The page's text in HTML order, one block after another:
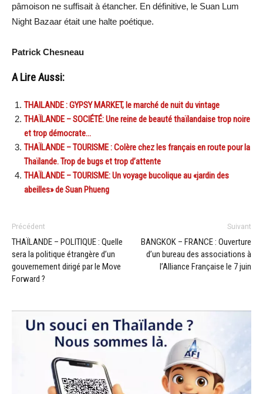
pâmoison ne suffisait à étancher. En définitive, le Suan Lum
Night Bazaar était une halte poétique.
Patrick Chesneau
A Lire Aussi:
THAILANDE : GYPSY MARKET, le marché de nuit du vintage
THAÏLANDE – SOCIÉTÉ: Une reine de beauté thaïlandaise trop noire
et trop démocrate…
THAÏLANDE – TOURISME : Colère chez les français en route pour la
Thaïlande. Trop de bugs et trop d’attente
THAÏLANDE – TOURISME: Un voyage bucolique au «jardin des
abeilles» de Suan Phueng
Précédent
THAÏLANDE – POLITIQUE : Quelle
sera la politique étrangère d’un
gouvernement dirigé par le Move
Forward ?
Suivant
BANGKOK – FRANCE : Ouverture
d’un bureau des associations à
l’Alliance Française le 7 juin